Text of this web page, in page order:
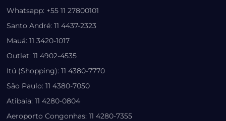
Whatsapp: +55 11 27800101
Santo André: 11 4437-2323
Mauá: 11 3420-1017
Outlet: 11 4902-4535
Itú (Shopping): 11 4380-7770
São Paulo: 11 4380-7050
Atibaia: 11 4280-0804
Aeroporto Congonhas: 11 4280-7355